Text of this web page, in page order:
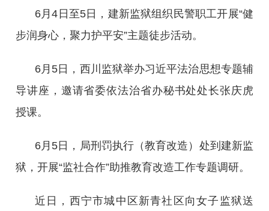
6月4日至5日，建新监狱组织民警职工开展“健
步润身心，聚力护平安”主题徒步活动。
6月5日，西川监狱举办习近平法治思想专题辅
导讲座，邀请省委依法治省办秘书处处长张庆虎
授课。
6月5日，局刑罚执行（教育改造）处到建新监
狱，开展“监社合作”助推教育改造工作专题调研。
近日，西宁市城中区新青社区向女子监狱送